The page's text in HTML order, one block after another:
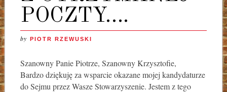
POCZTY….
by PIOTR RZEWUSKI
Szanowny Panie Piotrze, Szanowny Krzysztofie,
Bardzo dziękuję za wsparcie okazane mojej kandydaturze
do Sejmu przez Wasze Stowarzyszenie. Jestem z tego